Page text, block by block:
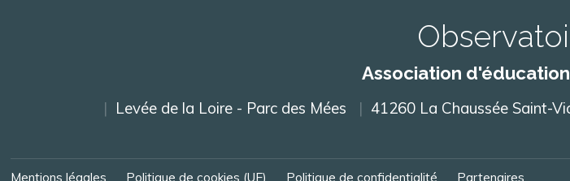
Association
Levée de la Loire - Parc des Mées 41260 La Chaussée Saint-
Mentions légales Politique de cookies (UE) Politique de confidentialité Partenaires